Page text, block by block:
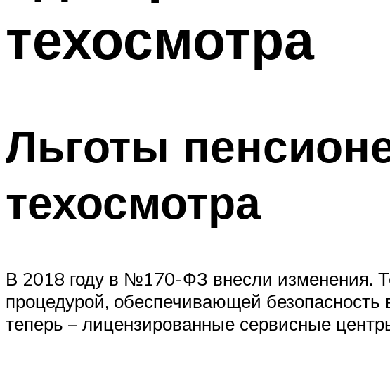
техосмотра
Льготы
техосмотра
В 2018 году в №170-ФЗ внесли изменения.
процедурой, обеспечивающей
теперь – лицензированные сервисные